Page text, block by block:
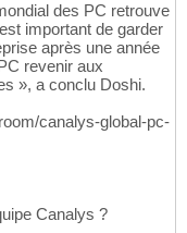
des PC retrouve
important de garder
après une année
revenir aux
», a conclu Doshi.
canalys-global-pc-
Canalys ?